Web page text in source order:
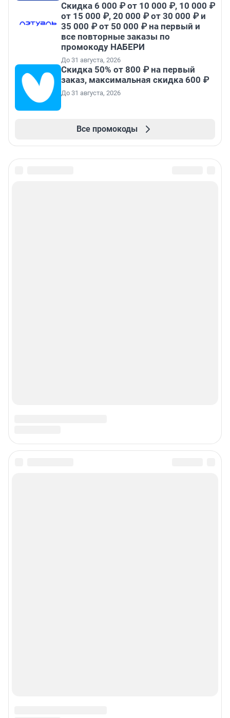
Скидка 6 000 ₽ от 10 000 ₽, 10 000 ₽
от 15 000 ₽, 20 000 ₽ от 30 000 ₽ и
35 000 ₽ от 50 000 ₽ на первый и
все повторные заказы по
промокоду НАБЕРИ
До 31 августа, 2026
Скидка 50% от 800 ₽ на первый
заказ, максимальная скидка 600 ₽
До 31 августа, 2026
Все промокоды